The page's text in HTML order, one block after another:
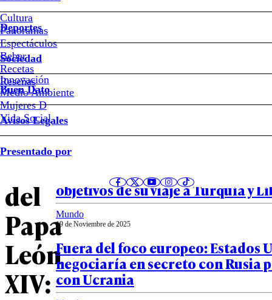
Cultura
Panoramas
Espectáculos
Beber
Recetas
Reseñas
Deportes
Sociedad
Innovación
Medio Ambiente
Mujeres D
Vida Social
Buen Dato
Avisos Legales
Presentado por
Las
primeras
horas
de
la
gira
del
Papa
León
XIV:
Notas relacionadas
24 de Noviembre de 2025
Inicia la primera gira del Papa
objetivos de su viaje a Turquía y
Mundo
19 de Noviembre de 2025
Fuera del foco europeo: Estados
negociaría en secreto con Rusia
con Ucrania